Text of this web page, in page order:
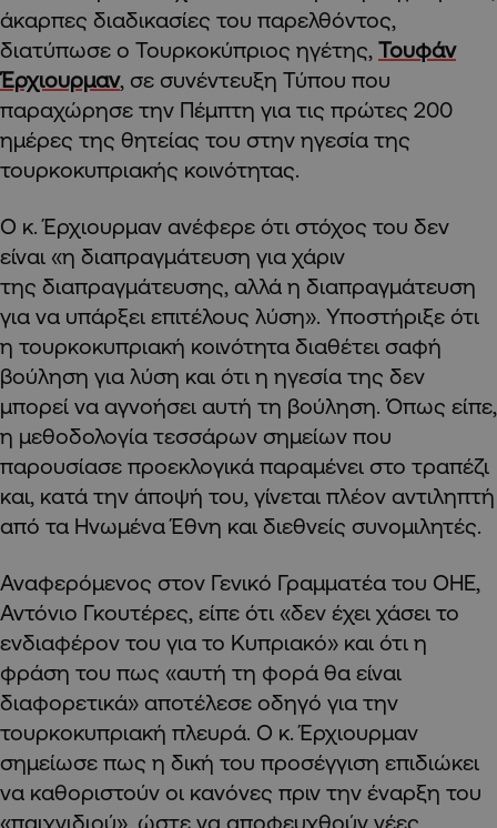
άκαρπες διαδικασίες του παρελθόντος,
διατύπωσε ο Τουρκοκύπριος ηγέτης, Τουφάν
Έρχιουρμαν, σε συνέντευξη Τύπου που
παραχώρησε την Πέμπτη για τις πρώτες 200
ημέρες της θητείας του στην ηγεσία της
τουρκοκυπριακής κοινότητας.
Ο κ. Έρχιουρμαν ανέφερε ότι στόχος του δεν
είναι «η διαπραγμάτευση για χάριν
της διαπραγμάτευσης, αλλά η διαπραγμάτευση
για να υπάρξει επιτέλους λύση». Υποστήριξε ότι
η τουρκοκυπριακή κοινότητα διαθέτει σαφή
βούληση για λύση και ότι η ηγεσία της δεν
μπορεί να αγνοήσει αυτή τη βούληση. Όπως είπε,
η μεθοδολογία τεσσάρων σημείων που
παρουσίασε προεκλογικά παραμένει στο τραπέζι
και, κατά την άποψή του, γίνεται πλέον αντιληπτή
από τα Ηνωμένα Έθνη και διεθνείς συνομιλητές.
Αναφερόμενος στον Γενικό Γραμματέα του ΟΗΕ,
Αντόνιο Γκουτέρες, είπε ότι «δεν έχει χάσει το
ενδιαφέρον του για το Κυπριακό» και ότι η
φράση του πως «αυτή τη φορά θα είναι
διαφορετικά» αποτέλεσε οδηγό για την
τουρκοκυπριακή πλευρά. Ο κ. Έρχιουρμαν
σημείωσε πως η δική του προσέγγιση επιδιώκει
να καθοριστούν οι κανόνες πριν την έναρξη του
«παιχνιδιού», ώστε να αποφευχθούν νέες